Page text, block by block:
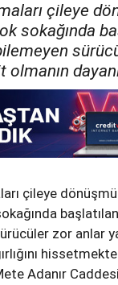
çileye
sokağında
çileye
zor anlar
Adanır